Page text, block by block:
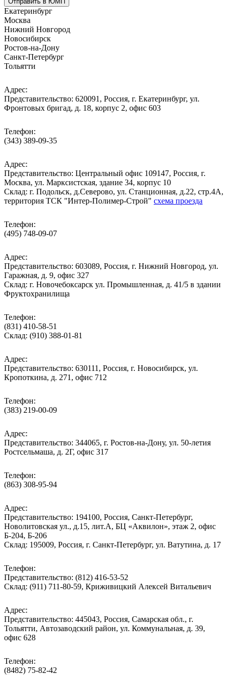
Екатеринбург
Москва
Нижний Новгород
Новосибирск
Ростов-на-Дону
Санкт-Петербург
Тольятти
Адрес:
Представительство: 620091, Россия, г. Екатеринбург, ул.
Фронтовых бригад, д. 18, корпус 2, офис 603
Телефон:
(343) 389-09-35
Адрес:
Представительство: Центральный офис 109147, Россия, г.
Москва, ул. Марксистская, здание 34, корпус 10
Cклад: г. Подольск, д.Северово, ул. Станционная, д.22, стр.4А,
территория ТСК "Интер-Полимер-Строй" схема проезда
Телефон:
(495) 748-09-07
Адрес:
Представительство: 603089, Россия, г. Нижний Новгород, ул.
Гаражная, д. 9, офис 327
Склад: г. Новочебоксарск ул. Промышленная, д. 41/5 в здании
Фруктохранилища
Телефон:
(831) 410-58-51
Склад: (910) 388-01-81
Адрес:
Представительство: 630111, Россия, г. Новосибирск, ул.
Кропоткина, д. 271, офис 712
Телефон:
(383) 219-00-09
Адрес:
Представительство: 344065, г. Ростов-на-Дону, ул. 50-летия
Ростсельмаша, д. 2Г, офис 317
Телефон:
(863) 308-95-94
Адрес:
Представительство: 194100, Россия, Санкт-Петербург,
Новолитовская ул., д.15, лит.А, БЦ «Аквилон», этаж 2, офис
Б-204, Б-206
Склад: 195009, Россия, г. Санкт-Петербург, ул. Ватутина, д. 17
Телефон:
Представительство: (812) 416-53-52
Склад: (911) 711-80-59, Криживицкий Алексей Витальевич
Адрес:
Представительство: 445043, Россия, Самарская обл., г.
Тольятти, Автозаводский район, ул. Коммунальная, д. 39,
офис 628
Телефон:
(8482) 75-82-42